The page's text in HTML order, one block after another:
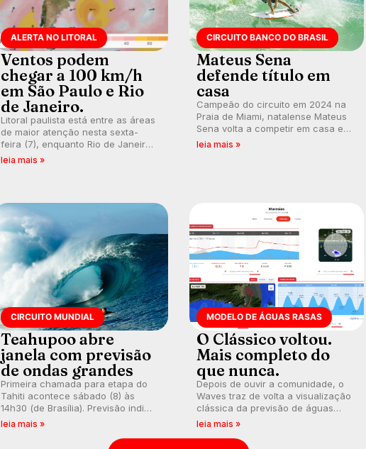
ALERTA NO LITORAL
Ventos podem
chegar a 100 km/h
em São Paulo e Rio
de Janeiro.
Litoral paulista está entre as áreas
de maior atenção nesta sexta-
feira (7), enquanto Rio de Janeiro
também recebe alerta para ventos
leia mais »
CIRCUITO BANCO DO BRASIL
Mateus Sena
defende título em
casa
Campeão do circuito em 2024 na
Praia de Miami, natalense Mateus
Sena volta a competir em casa em
busca de manter a hegemonia
leia mais »
CIRCUITO MUNDIAL
Teahupoo abre
janela com previsão
de ondas grandes
Primeira chamada para etapa do
Tahiti acontece sábado (8) às
14h30 (de Brasília). Previsão indica
swell consistente. Medina
divulga baterias, com Kelly Slater
leia mais »
MODELO DE ÁGUAS RASAS
O Clássico voltou.
Mais completo do
que nunca.
Depois de ouvir a comunidade, o
Waves traz de volta a visualização
clássica da previsão de águas
rasas, agora integrada à nova
ondas para até 16 dias.
leia mais »